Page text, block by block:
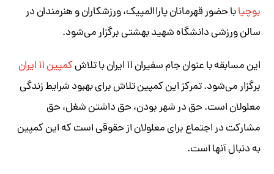
بوچیابا حضور قهرمانان پاراالمپیک، ورزشکاران و هنرمندان در
سالن ورزشی دانشگاه شهید بهشتی برگزار می‌شود.
این مسابقه با عنوان جام سفیران ۱۱ ایران با تلاش
کمپین ۱۱ ایران
برگزار می‌شود. تمرکز این کمپین تلاش برای بهبود شرایط زندگی
معلولان است. حق در شهر بودن، حق داشتن شغل، حق
مشارکت در اجتماع برای معلولان از حقوقی است که این کمپین
به دنبال آنها است.